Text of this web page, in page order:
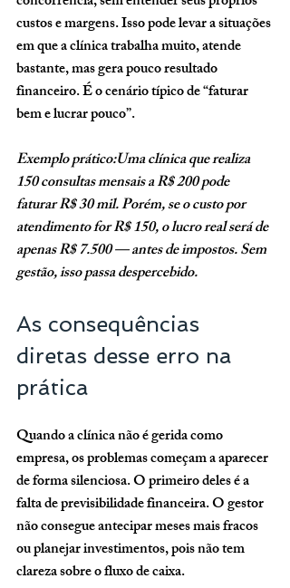
custos e margens. Isso pode levar a situações
em que a clínica trabalha muito, atende
bastante, mas gera pouco resultado
financeiro. É o cenário típico de “faturar
bem e lucrar pouco”.
Exemplo prático:Uma clínica que realiza
150 consultas mensais a R$ 200 pode
faturar R$ 30 mil. Porém, se o custo por
atendimento for R$ 150, o lucro real será de
apenas R$ 7.500 — antes de impostos. Sem
gestão, isso passa despercebido.
As consequências
diretas desse erro na
prática
Quando a clínica não é gerida como
empresa, os problemas começam a aparecer
de forma silenciosa. O primeiro deles é a
falta de previsibilidade financeira. O gestor
não consegue antecipar meses mais fracos
ou planejar investimentos, pois não tem
clareza sobre o fluxo de caixa.